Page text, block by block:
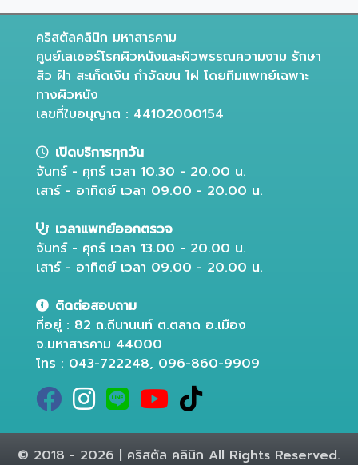
คริสตัลคลินิก มหาสารคาม
ศูนย์เลเซอร์โรคผิวหนังและผิวพรรณความงาม รักษา
สิว ฝ้า สะเก็ดเงิน กำจัดขน ไฝ โดยทีมแพทย์เฉพาะ
ทางผิวหนัง
เลขที่ใบอนุญาต : 44102000154
เปิดบริการทุกวัน
จันทร์ - ศุกร์ เวลา 10.30 - 20.00 น.
เสาร์ - อาทิตย์ เวลา 09.00 - 20.00 น.
เวลาแพทย์ออกตรวจ
จันทร์ - ศุกร์ เวลา 13.00 - 20.00 น.
เสาร์ - อาทิตย์ เวลา 09.00 - 20.00 น.
ติดต่อสอบถาม
ที่อยู่ : 82 ถ.ถีนานนท์ ต.ตลาด อ.เมือง
จ.มหาสารคาม 44000
โทร : 043-722248, 096-860-9909
© 2018 - 2026 | คริสตัล คลินิก All Rights Reserved.